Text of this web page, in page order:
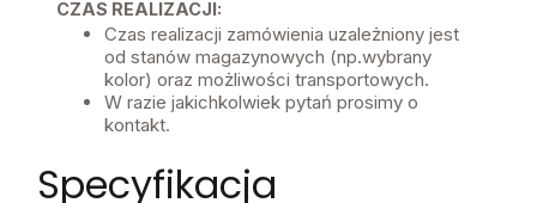
CZAS REALIZACJI:
Czas realizacji zamówienia uzależniony jest
od stanów magazynowych (np.wybrany
kolor) oraz możliwości transportowych.
W razie jakichkolwiek pytań prosimy o
kontakt.
Specyfikacja